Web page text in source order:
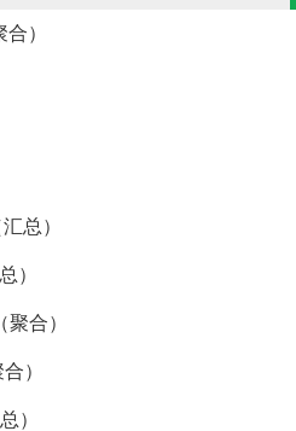
）
总）
）
合）
）
）